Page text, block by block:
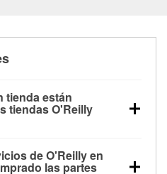
tienda están
tiendas O'Reilly
de alternador y
de O'Reilly en
las partes